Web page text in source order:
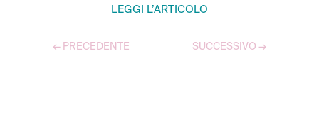
LEGGI L’ARTICOLO
← PRECEDENTE SUCCESSIVO →